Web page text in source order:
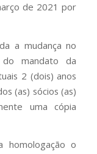
de 2021 por
a mudança no
mandato da
2 (dois) anos
(as) sócios (as)
uma cópia
homologação o